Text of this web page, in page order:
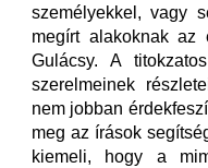
személyekkel, vagy
megírt alakoknak az
Gulácsy. A
szerelmeinek
nem jobban
meg az írások
kiemeli, hogy a